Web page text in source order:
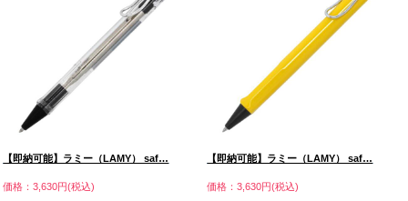
【即納可能】ラミー（LAMY） saf…
価格：3,630円(税込)
【即納可能】ラミー（LAMY） saf…
価格：3,630円(税込)